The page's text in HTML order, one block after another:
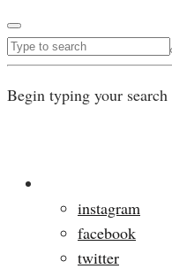
Begin typing your search
instagram
facebook
twitter